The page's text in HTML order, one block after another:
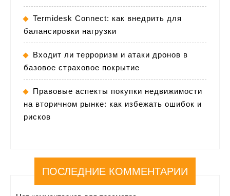
Termidesk Connect: как внедрить для
балансировки нагрузки
Входит ли терроризм и атаки дронов в
базовое страховое покрытие
Правовые аспекты покупки недвижимости
на вторичном рынке: как избежать ошибок и
рисков
ПОСЛЕДНИЕ КОММЕНТАРИИ